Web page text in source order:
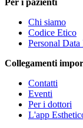
Per i pazienti
Chi siamo
Codice Etico
Personal
Collegamenti
Contatti
Eventi
Per i dottori
L'app